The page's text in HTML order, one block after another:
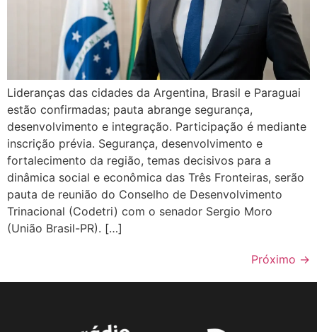
Lideranças das cidades da Argentina, Brasil e Paraguai
estão confirmadas; pauta abrange segurança,
desenvolvimento e integração. Participação é mediante
inscrição prévia. Segurança, desenvolvimento e
fortalecimento da região, temas decisivos para a
dinâmica social e econômica das Três Fronteiras, serão
pauta de reunião do Conselho de Desenvolvimento
Trinacional (Codetri) com o senador Sergio Moro
(União Brasil-PR). […]
Próximo →